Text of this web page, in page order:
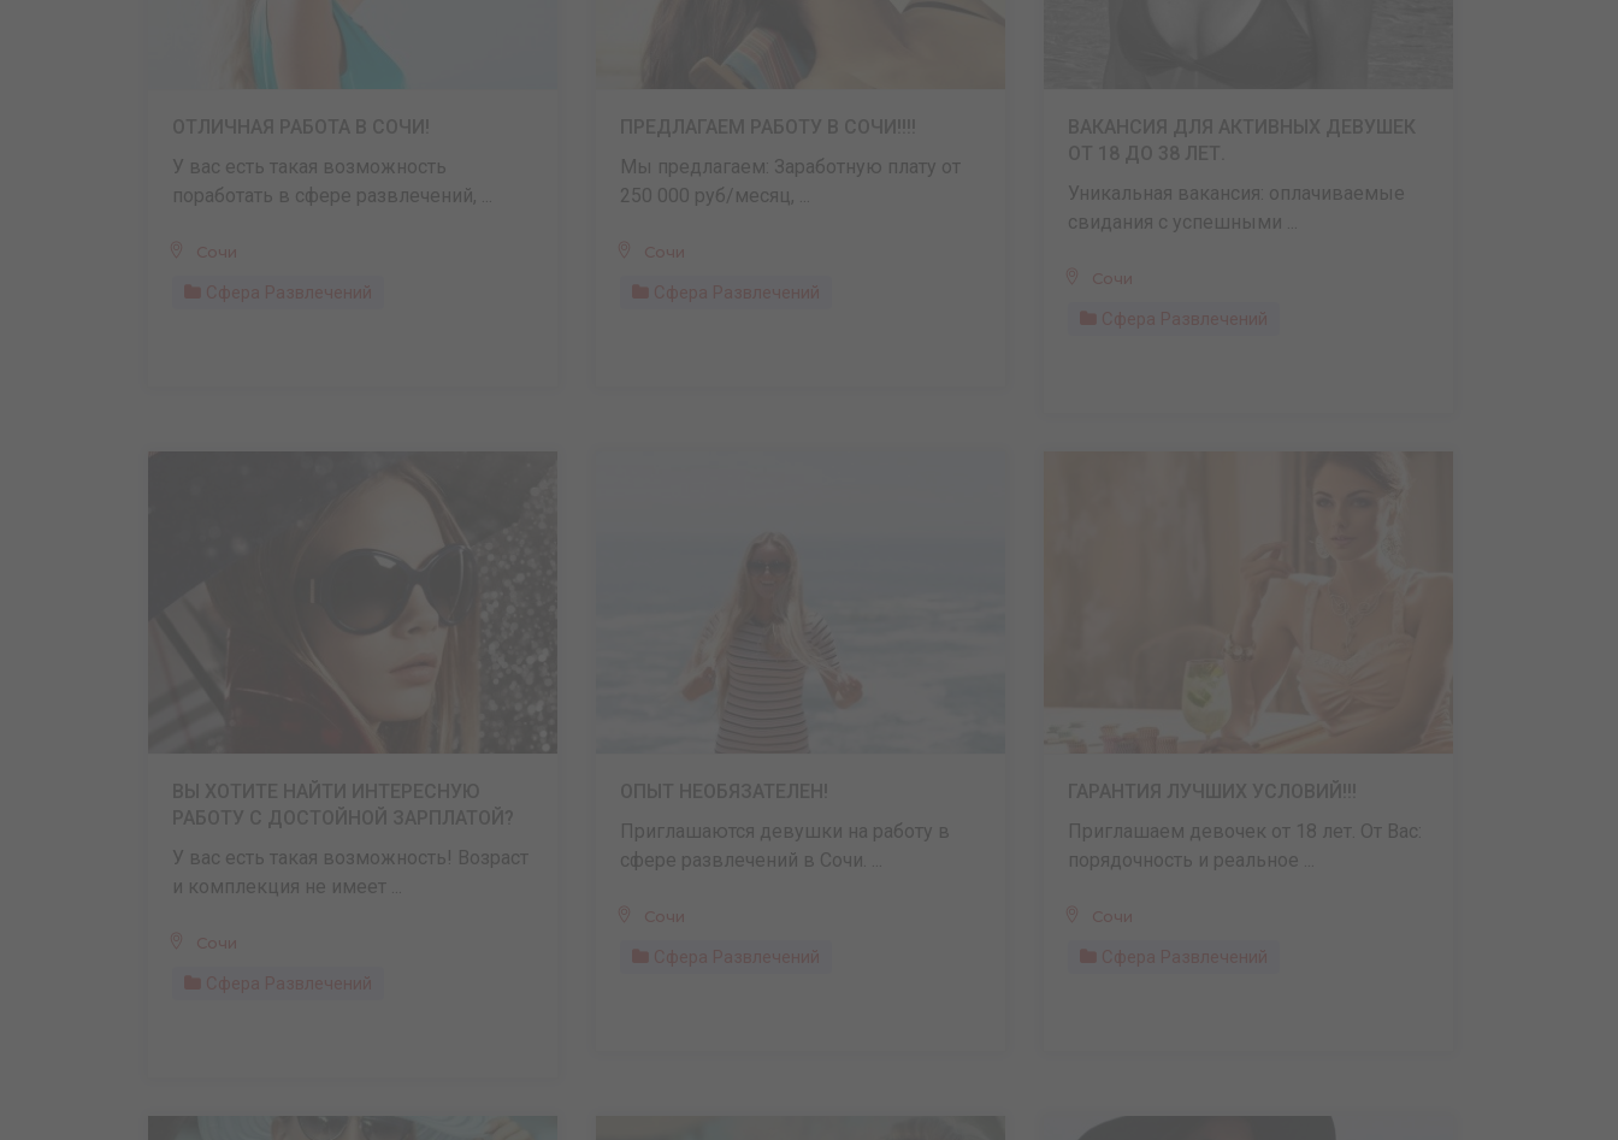
У вас есть такая возможность
поработать в сфере развлечений, ...
Сочи
Сфера Развлечений
Мы предлагаем: Заработную плату от
250 000 руб/месяц, ...
Сочи
Сфера Развлечений
Уникальная вакансия: оплачиваемые
свидания с успешными ...
Сочи
Сфера Развлечений
У вас есть такая возможность! Возраст
и комплекция не имеет ...
Сочи
Сфера Развлечений
Приглашаются девушки на работу в
сфере развлечений в Сочи. ...
Сочи
Сфера Развлечений
Приглашаем девочек от 18 лет. От Вас:
порядочность и реальное ...
Сочи
Сфера Развлечений